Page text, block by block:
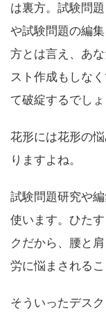
は裏方。試験問
や試験問題の編
方とは言え、あ
スト作成もしな
て破綻するでし
花形には花形の
りますよね。
試験問題研究や
使います。ひた
クだから、腰と
労に悩まされるこ
そういったデス